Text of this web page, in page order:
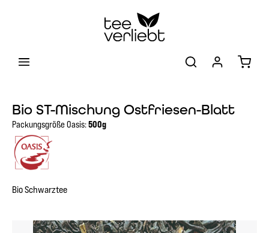
Bio ST-Mischung Ostfriesen-Blatt
Packungsgröße Oasis:500g
Bio Schwarztee
Bildergalerie überspringen